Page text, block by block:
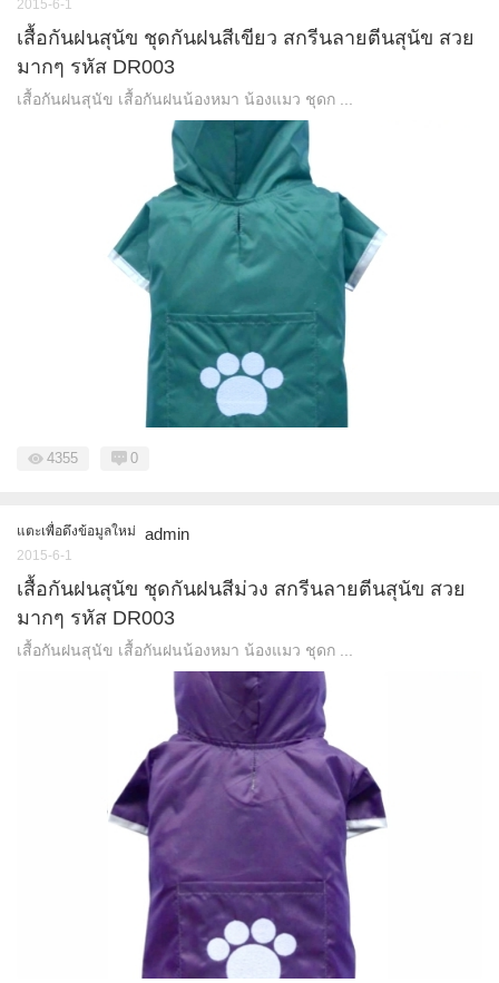
2015-6-1
เสื้อกันฝนสุนัข ชุดกันฝนสีเขียว สกรีนลายตีนสุนัข สวย
มากๆ รหัส DR003
เสื้อกันฝนสุนัข เสื้อกันฝนน้องหมา น้องแมว ชุดก ...
4355 0
แตะเพื่อดึงข้อมูลใหม่ admin
2015-6-1
เสื้อกันฝนสุนัข ชุดกันฝนสีม่วง สกรีนลายตีนสุนัข สวย
มากๆ รหัส DR003
เสื้อกันฝนสุนัข เสื้อกันฝนน้องหมา น้องแมว ชุดก ...